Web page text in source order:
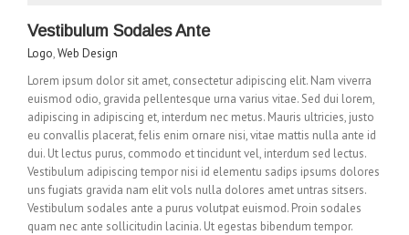
Vestibulum Sodales Ante
Logo,Web Design
Lorem ipsum dolor sit amet, consectetur adipiscing elit. Nam viverra
euismod odio, gravida pellentesque urna varius vitae. Sed dui lorem,
adipiscing in adipiscing et, interdum nec metus. Mauris ultricies, justo
eu convallis placerat, felis enim ornare nisi, vitae mattis nulla ante id
dui. Ut lectus purus, commodo et tincidunt vel, interdum sed lectus.
Vestibulum adipiscing tempor nisi id elementu sadips ipsums dolores
uns fugiats gravida nam elit vols nulla dolores amet untras sitsers.
Vestibulum sodales ante a purus volutpat euismod. Proin sodales
quam nec ante sollicitudin lacinia. Ut egestas bibendum tempor.